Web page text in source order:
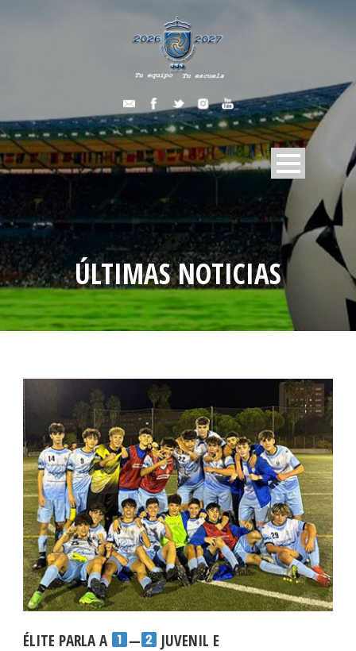
ÚLTIMAS NOTICIAS
ÉLITE PARLA A — JUVENIL E